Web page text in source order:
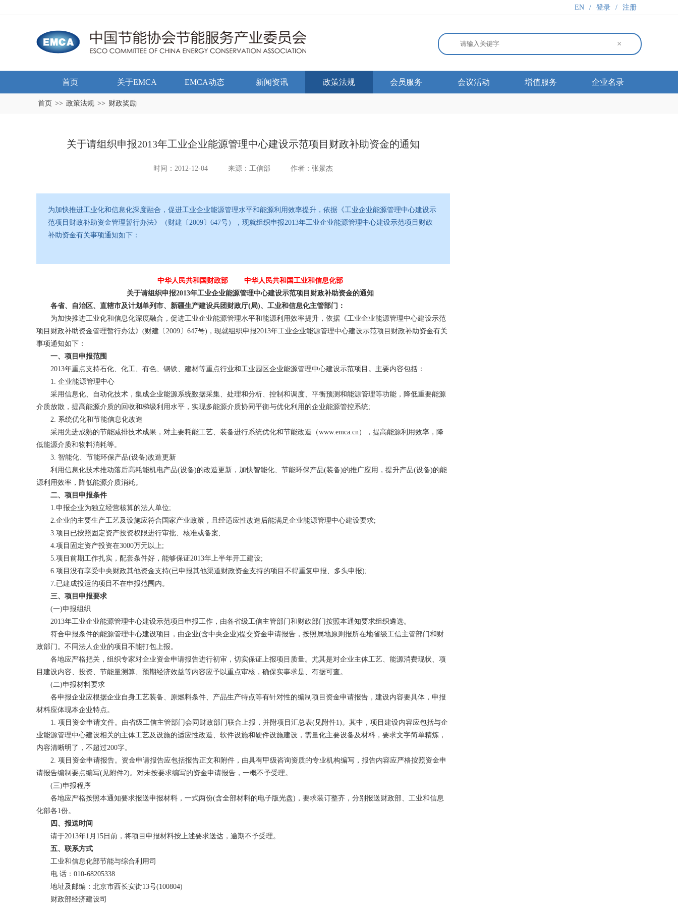
EN / 登录 / 注册
×
首页 关于EMCA EMCA动态 新闻资讯 政策法规 会员服务 会议活动 增值服务 企业名录
首页 >> 政策法规 >> 财政奖励
关于请组织申报2013年工业企业能源管理中心建设示范项目财政补助资金的通知
时间：2012-12-04 来源：工信部 作者：张景杰
为加快推进工业化和信息化深度融合，促进工业企业能源管理水平和能源利用效率提升，依据《工业企业能源管理中心建设示
范项目财政补助资金管理暂行办法》（财建〔2009〕647号），现就组织申报2013年工业企业能源管理中心建设示范项目财政
补助资金有关事项通知如下：
中华人民共和国财政部 中华人民共和国工业和信息化部
关于请组织申报2013年工业企业能源管理中心建设示范项目财政补助资金的通知
各省、自治区、直辖市及计划单列市、新疆生产建设兵团财政厅(局)、工业和信息化主管部门：
为加快推进工业化和信息化深度融合，促进工业企业能源管理水平和能源利用效率提升，依据《工业企业能源管理中心建设示范
项目 财政补助资金管理暂行办法》(财建〔2009〕647号)，现就组织申报2013年工业企业能源管理中心建设示范项目财政补助资金有关
事项通知如下：
一、项目申报范围
2013年重点支持石化、化工、有色、钢铁、建材等重点行业和工业园区企业能源管理中心建设示范项目。主要内容包括：
1. 企业能源管理中心
采用信息化、自动化技术，集成企业能源系统数据采集、处理和分析、控制和调度、平衡预测和能源管理等功能，降低重要能源
介质放散，提高能源介质的回收和梯级利用水平，实现多能源介质协同平衡与优化利用的企业能源管控系统;
2. 系统优化和节能信息化改造
采用先进成熟的节能减排技术成果，对主要耗能工艺、装备进行系统优化和节能改造 （www.emca.cn），提高能源利用效率，降
低能源介质和物料消耗等。
3. 智能化、 节能环保产品(设备)改造更新
利用信息化技术推动落后高耗能机电产品(设备)的改造更新，加快智能化、节能环保产品(装备)的推广应用，提升产品(设备)的能
源利用效率，降低能源介质消耗。
二、项目申报条件
1.申报企业为独立经营核算的法人单位;
2.企业的主要生产工艺及设施应符合国家产业政策，且经适应性改造后能满足企业能源管理中心建设要求;
3.项目已按照固定资产投资权限进行审批、核准或备案;
4.项目固定资产投资在3000万元以上;
5.项目前期工作扎实，配套条件好，能够保证2013年上半年开工建设;
6.项目没有享受中央财政其他资金支持(已申报其他渠道财政资金支持的项目不得重复申报、多头申报);
7.已建成投运的项目不在申报范围内。
三、项目申报要求
(一)申报组织
2013年工业企业能源管理中心建设示范项目申报工作，由各省级工信主管部门和财政部门按照本通知要求组织遴选。
符合申报条件的能源管理中心建设项目，由企业(含中央企业)提交资金申请报告，按照属地原则报所在地省级工信主管部门和财
政部门。不同法人企业的项目不能打包上报。
各地应严格把关，组织专家对企业资金申请报告进行初审，切实保证上报项目质量。尤其是对企业主体工艺、能源消费现状、项
目建设内容、投资、节能量测算、预期经济效益等内容应予以重点审核，确保实事求是、有据可查。
(二)申报材料要求
各申报企业应根据企业自身工艺装备、原燃料条件、产品生产特点等有针对性的编制项目资金申请报告，建设内容要具体，申报
材料应体现本企业特点。
1. 项目资金申请文件。由省级工信主管部门会同财政部门联合上报，并附项目汇总表(见附件1)。其中，项目建设内容应包括与企
业能源管理中心建设相关的主体工艺及设施的适应性改造、软件设施和硬件设施建设，需量化主要设备及材料，要求文字简单精炼，
内容清晰明了，不超过200字。
2. 项目资金申请报告。资金申请报告应包括报告正文和附件，由具有甲级咨询资质的专业机构编写，报告内容应严格按照资金申
请报告编制要点编写(见附件2)。对未按要求编写的资金申请报告，一概不予受理。
(三)申报程序
各地应严格按照本通知要求报送申报材料，一式两份(含全部材料的电子版光盘)，要求装订整齐，分别报送财政部、工业和信息
化部各1份。
四、报送时间
请于2013年1月15日前，将项目申报材料按上述要求送达，逾期不予受理。
五、联系方式
工业和信息化部节能与综合利用司
电 话：010-68205338
地址及邮编：北京市西长安街13号(100804)
财政部经济建设司